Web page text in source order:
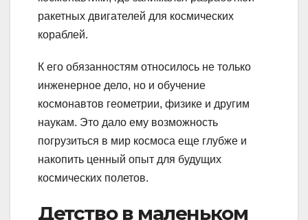
ракетных двигателей для космических
кораблей.
К его обязанностям относилось не только
инженерное дело, но и обучение
космонавтов геометрии, физике и другим
наукам. Это дало ему возможность
погрузиться в мир космоса еще глубже и
накопить ценный опыт для будущих
космических полетов.
Детство в маленьком